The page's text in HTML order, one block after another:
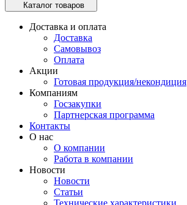
Каталог товаров
Доставка и оплата
Доставка
Самовывоз
Оплата
Акции
Готовая продукция/некондиция
Компаниям
Госзакупки
Партнерская программа
Контакты
О нас
О компании
Работа в компании
Новости
Новости
Статьи
Технические характеристики